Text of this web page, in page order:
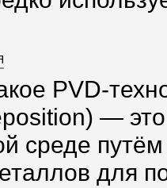
PVD-
—
среде
для